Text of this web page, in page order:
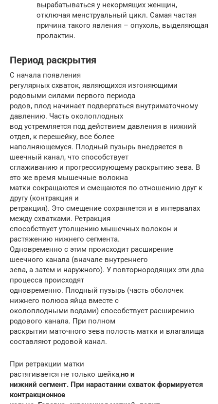
вырабатываться у некормящих женщин,
отключая менструальный цикл. Самая частая
причина такого явления – опухоль, выделяющая
пролактин.
Период раскрытия
С начала появления
регулярных схваток, являющихся изгоняющими
родовыми силами первого периода
родов, плод начинает подвергаться внутриматочному
давлению. Часть околоплодных
вод устремляется под действием давления в нижний
отдел, к перешейку, все более
наполняющемуся. Плодный пузырь внедряется в
шеечный канал, что способствует
сглаживанию и прогрессирующему раскрытию зева. В
это же время мышечные волокна
матки сокращаются и смещаются по отношению друг к
другу (контракция и
ретракция). Это смещение сохраняется и в интервалах
между схватками. Ретракция
способствует утолщению мышечных волокон и
растяжению нижнего сегмента.
Одновременно с этим происходит расширение
шеечного канала (вначале внутреннего
зева, а затем и наружного). У повторнородящих эти два
процесса происходят
одновременно. Плодный пузырь (часть оболочек
нижнего полюса яйца вместе с
околоплодными водами) способствует расширению
родового канала. При полном
раскрытии маточного зева полость матки и влагалища
составляют родовой канал.
При ретракции матки
растягивается не только шейка,но и
нижний сегмент. При нарастании схваток формируется
контракционное